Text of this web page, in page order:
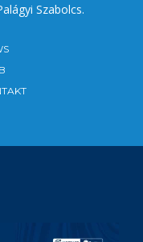
Szabolcs.